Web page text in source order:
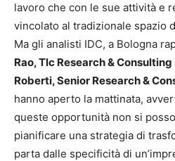
lavoro che con le sue attività e
vincolato al tradizionale spazio
Ma gli analisti IDC, a Bologna
Rao, Tlc Research &
Roberti, Senior Research &
hanno aperto la mattinata,
queste opportunità non si
pianificare una strategia di
parta dalle specificità di